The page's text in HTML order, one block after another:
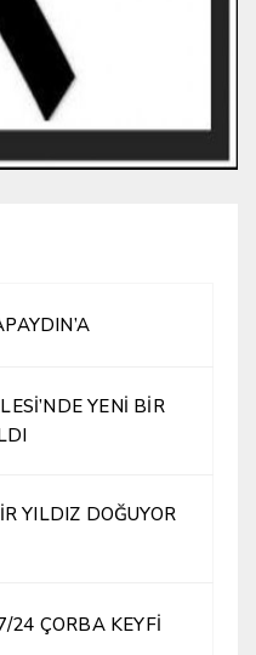
YENİ BİR
YILDIZ DOĞUYOR
24 ÇORBA KEYFİ